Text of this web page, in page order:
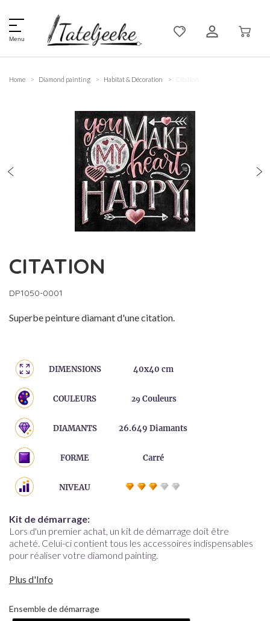
Menu
Home Diamond painting Habitat & Décoration
CITATION
DP1050-0001
Superbe peinture diamant d'une citation.
DIMENSIONS 40x40 cm
COULEURS 29 Couleurs
DIAMANTS 26.649 Diamants
FORME Carré
NIVEAU
Kit de démarrage:
Lors d'un premier achat, un kit de démarrage doit être
acheté. Celui-ci contient tous les accessoires indispensables
pour réaliser votre diamond painting.
Plus d'Info
Ensemble de démarrage